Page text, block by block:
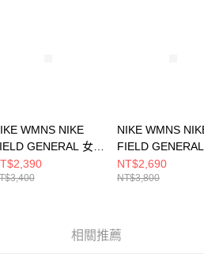
WMNS NIKE
GENERAL 女
閒鞋 IF5850200
NIKE WMNS
FIELD
休閒鞋
NT$2,690
NT$3,800
相關推薦